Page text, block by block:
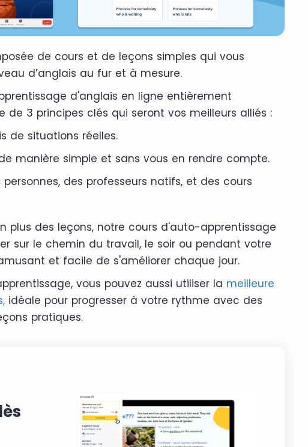
de cours et de leçons simples qui vous
d’anglais au fur et à mesure.
d'anglais en ligne entièrement
3 principes clés qui seront vos meilleurs alliés :
de situations réelles.
manière simple et sans vous en rendre compte.
des professeurs natifs, et des cours
plus des leçons, notre cours d'auto-apprentissage
sur le chemin du travail, le soir ou pendant votre
et facile de s'améliorer chaque jour.
vous pouvez aussi utiliser la meilleure
idéale pour progresser à votre rythme avec des
pratiques.